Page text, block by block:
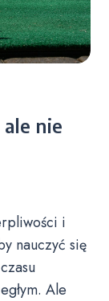
nie
i
nauczyć się
Ale